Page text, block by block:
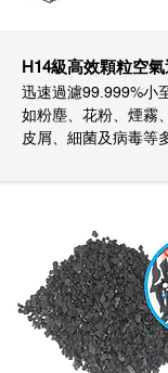
H14級高效顆粒空
迅速過濾99.999%小
如粉塵、花粉、煙霧
皮屑、細菌及病毒等